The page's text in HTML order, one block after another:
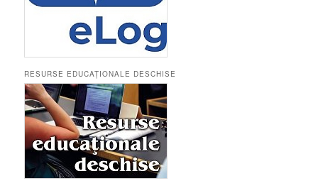
RESURSE EDUCAȚIONALE DESCHISE